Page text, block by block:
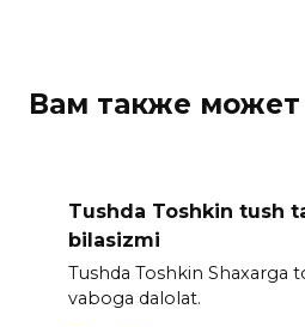
Вам также может
Tushda Toshkin tush
bilasizmi
Tushda Toshkin Shaxarga
vaboga dalolat.